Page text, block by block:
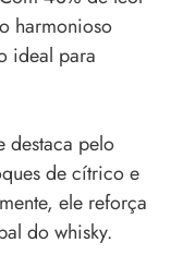
harmonioso
ideal para
destaca pelo
de cítrico e
ele reforça
do whisky.